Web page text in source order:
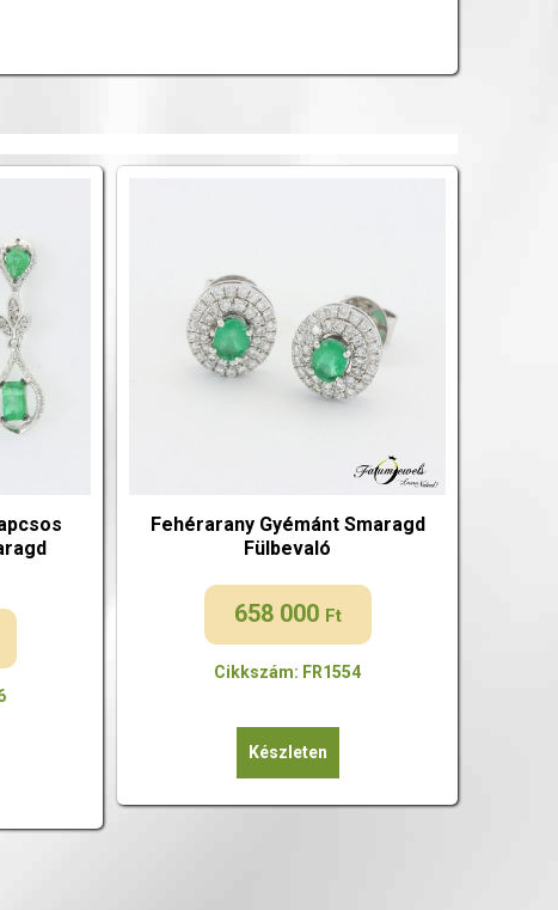
Fehérarany Gyémánt Smaragd
Fülbevaló
658 000 Ft
Cikkszám: FR1554
Készleten